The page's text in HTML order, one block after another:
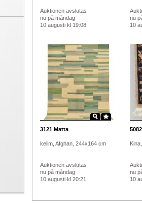
Auktionen avslutas
nu på måndag
10 augusti kl 19:08
nu
10
3121 Matta
kelim, Afghan, 244x164 cm
Auktionen avslutas
nu på måndag
10 augusti kl 20:21
5082
nu
10